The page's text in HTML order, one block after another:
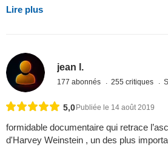
Lire plus
jean l.
177 abonnés 255 critiques
5,0Publiée le 14 août 2019
formidable documentaire qui retrace
d'Harvey Weinstein , un des plus